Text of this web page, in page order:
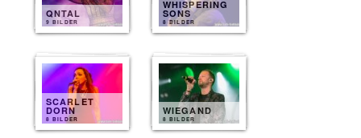
QNTAL
9 BILDER
WHISPERING
SONS
8 BILDER
SCARLET
DORN
8 BILDER
WIEGAND
8 BILDER